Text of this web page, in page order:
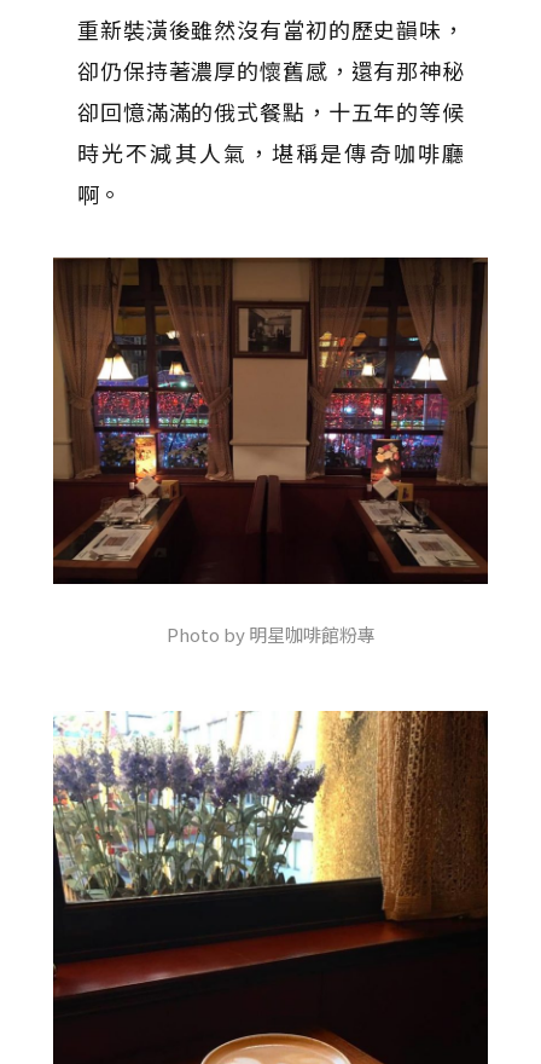
重新裝潢後雖然沒有當初的歷史韻味，
卻仍保持著濃厚的懷舊感，還有那神秘
卻回憶滿滿的俄式餐點，十五年的等候
時光不減其人氣，堪稱是傳奇咖啡廳
啊。
Photo by 明星咖啡館粉專